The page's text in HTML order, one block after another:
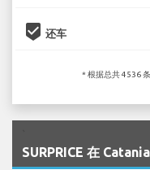
beenhere 还车
* 根据总共 4536
SURPRICE 在